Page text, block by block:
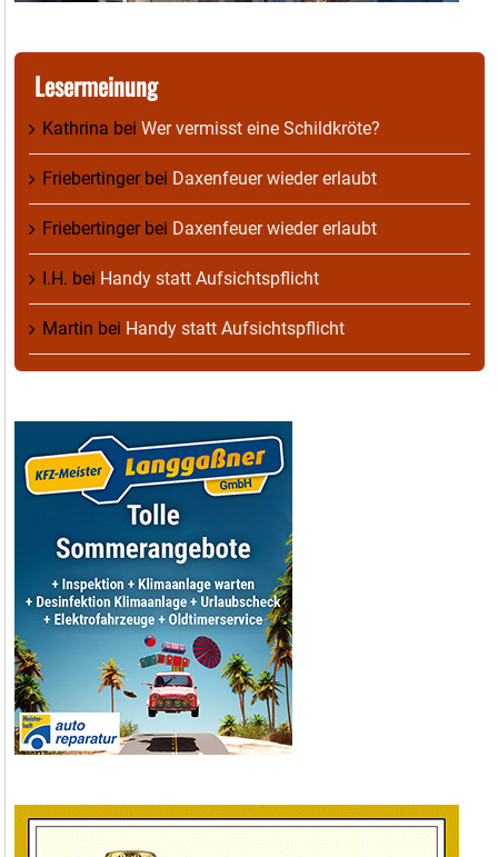
Lesermeinung
Kathrina bei Wer vermisst eine Schildkröte?
Friebertingerbei Daxenfeuer wieder erlaubt
Friebertingerbei Daxenfeuer wieder erlaubt
I.H. bei Handy statt Aufsichtspflicht
Martin bei Handy statt Aufsichtspflicht